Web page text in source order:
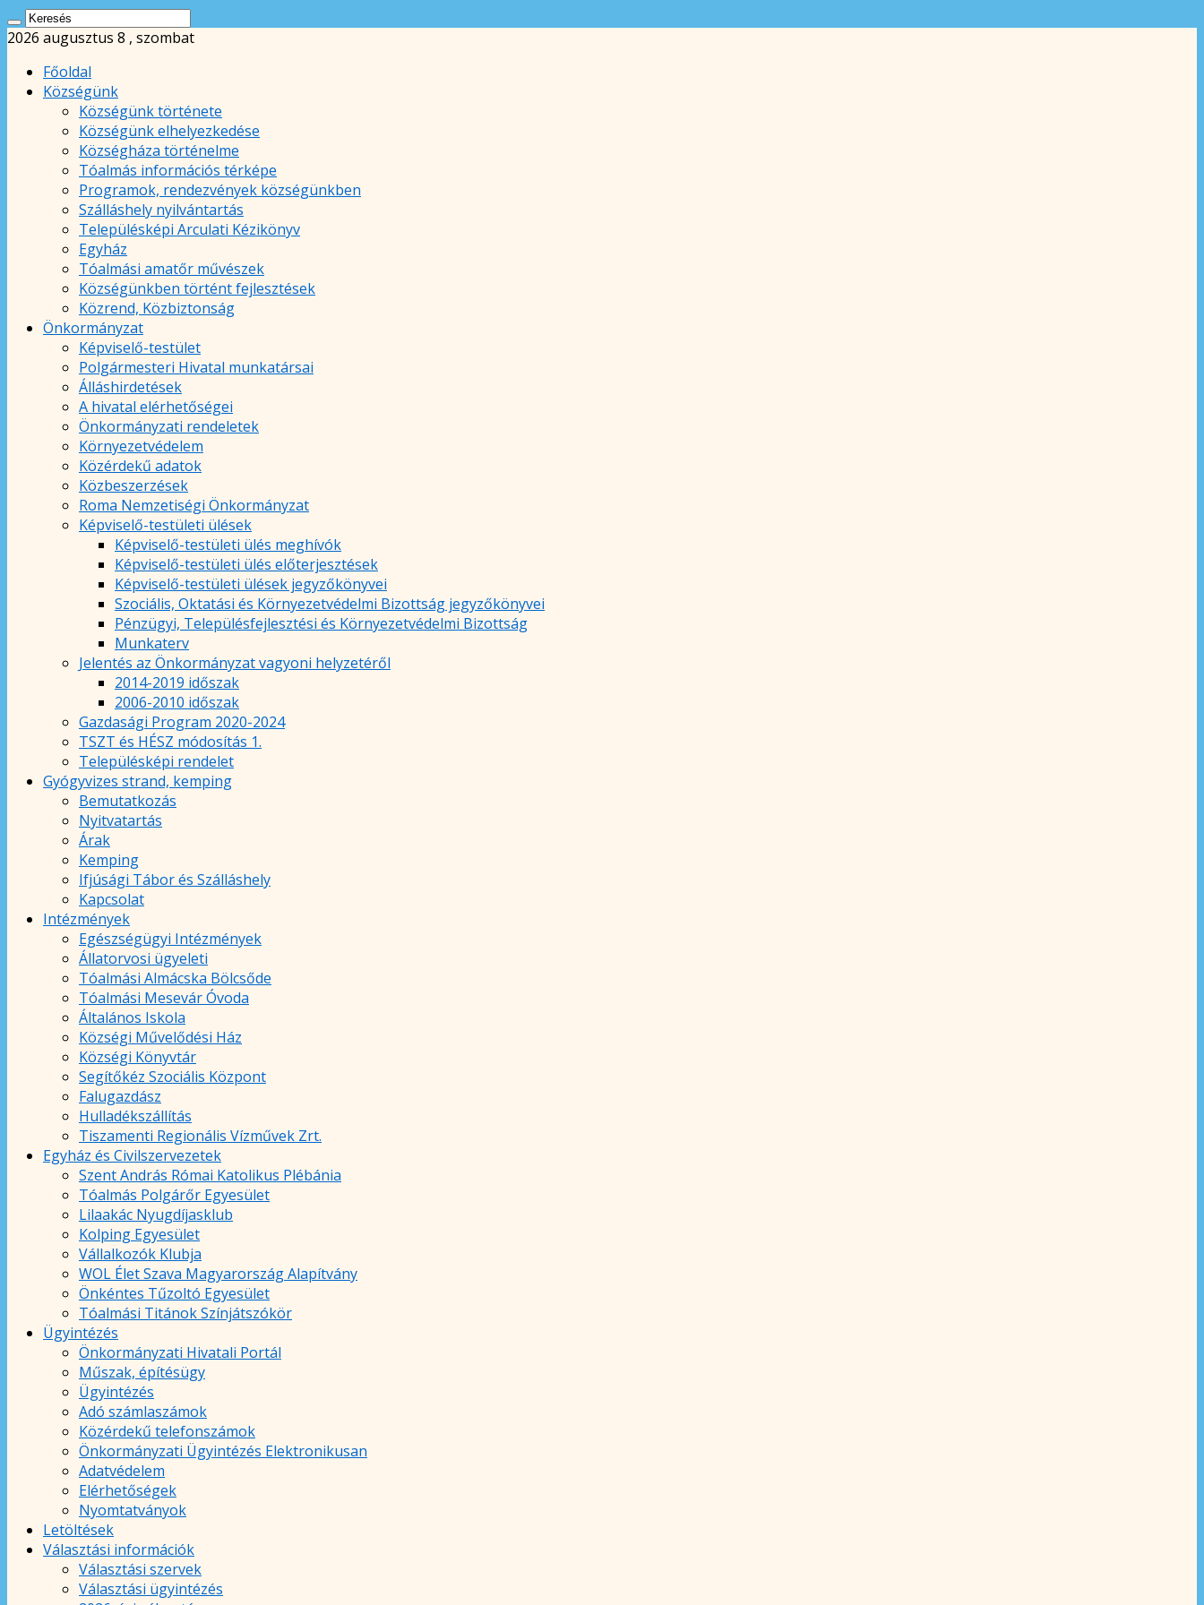
2026 augusztus 8 , szombat
Főoldal
Községünk
Községünk története
Községünk elhelyezkedése
Községháza történelme
Tóalmás információs térképe
Programok, rendezvények községünkben
Szálláshely nyilvántartás
Településképi Arculati Kézikönyv
Egyház
Tóalmási amatőr művészek
Községünkben történt fejlesztések
Közrend, Közbiztonság
Önkormányzat
Képviselő-testület
Polgármesteri Hivatal munkatársai
Álláshirdetések
A hivatal elérhetőségei
Önkormányzati rendeletek
Környezetvédelem
Közérdekű adatok
Közbeszerzések
Roma Nemzetiségi Önkormányzat
Képviselő-testületi ülések
Képviselő-testületi ülés meghívók
Képviselő-testületi ülés előterjesztések
Képviselő-testületi ülések jegyzőkönyvei
Szociális, Oktatási és Környezetvédelmi Bizottság jegyzőkönyvei
Pénzügyi, Településfejlesztési és Környezetvédelmi Bizottság
Munkaterv
Jelentés az Önkormányzat vagyoni helyzetéről
2014-2019 időszak
2006-2010 időszak
Gazdasági Program 2020-2024
TSZT és HÉSZ módosítás 1.
Településképi rendelet
Gyógyvizes strand, kemping
Bemutatkozás
Nyitvatartás
Árak
Kemping
Ifjúsági Tábor és Szálláshely
Kapcsolat
Intézmények
Egészségügyi Intézmények
Állatorvosi ügyeleti
Tóalmási Almácska Bölcsőde
Tóalmási Mesevár Óvoda
Általános Iskola
Községi Művelődési Ház
Községi Könyvtár
Segítőkéz Szociális Központ
Falugazdász
Hulladékszállítás
Tiszamenti Regionális Vízművek Zrt.
Egyház és Civilszervezetek
Szent András Római Katolikus Plébánia
Tóalmás Polgárőr Egyesület
Lilaakác Nyugdíjasklub
Kolping Egyesület
Vállalkozók Klubja
WOL Élet Szava Magyarország Alapítvány
Önkéntes Tűzoltó Egyesület
Tóalmási Titánok Színjátszókör
Ügyintézés
Önkormányzati Hivatali Portál
Műszak, építésügy
Ügyintézés
Adó számlaszámok
Közérdekű telefonszámok
Önkormányzati Ügyintézés Elektronikusan
Adatvédelem
Elérhetőségek
Nyomtatványok
Letöltések
Választási információk
Választási szervek
Választási ügyintézés